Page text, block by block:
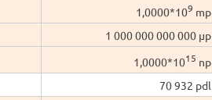
1,0000*109 mp
1 000 000 000 000 µp
1,0000*1015 np
70 932 pdl